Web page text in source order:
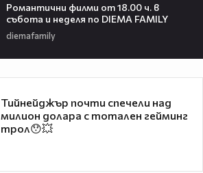
Романтични филми от 18.00 ч. в
събота и неделя по DIEMA FAMILY
diemafamily
Тийнейджър почти спечели над
милион долара с тотален гейминг
трол😯💥